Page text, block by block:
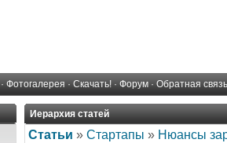
· Фотогалерея · Скачать! · Форум · Обратная связь
Иерархия статей
Статьи » Стартапы » Нюансы